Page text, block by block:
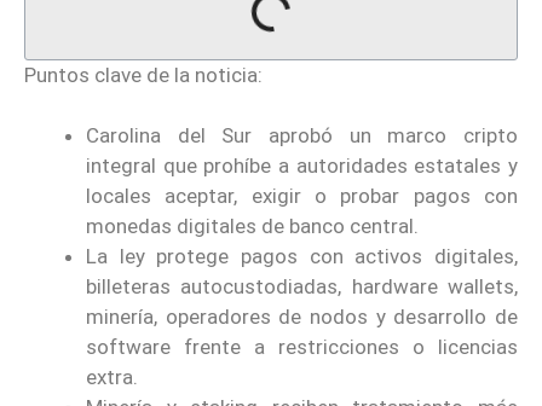
Puntos clave de la noticia:
Carolina del Sur aprobó un marco cripto
integral que prohíbe a autoridades estatales y
locales aceptar, exigir o probar pagos con
monedas digitales de banco central.
La ley protege pagos con activos digitales,
billeteras autocustodiadas, hardware wallets,
minería, operadores de nodos y desarrollo de
software frente a restricciones o licencias
extra.